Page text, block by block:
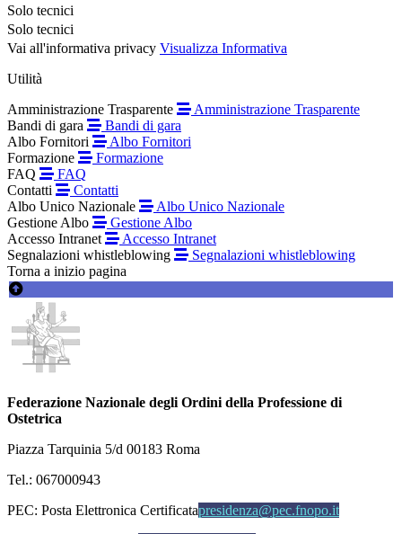
Solo tecnici
Solo tecnici
Vai all'informativa privacy Visualizza Informativa
Utilità
Amministrazione Trasparente
Amministrazione Trasparente
Bandi di gara
Bandi di gara
Albo Fornitori
Albo Fornitori
Formazione
Formazione
FAQ
FAQ
Contatti
Contatti
Albo Unico Nazionale
Albo Unico Nazionale
Gestione Albo
Gestione Albo
Accesso Intranet
Accesso Intranet
Segnalazioni whistleblowing
Segnalazioni whistleblowing
Torna a inizio pagina
Federazione Nazionale degli Ordini della Professione di
Ostetrica
Piazza Tarquinia 5/d 00183 Roma
Tel.: 067000943
PEC: Posta Elettronica Certificatapresidenza@pec.fnopo.it